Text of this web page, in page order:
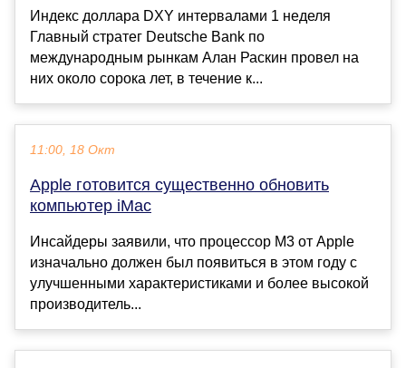
Индекс доллара DXY интервалами 1 неделя
Главный стратег Deutsche Bank по
международным рынкам Алан Раскин провел на
них около сорока лет, в течение к...
11:00, 18 Окт
Apple готовится существенно обновить
компьютер iMac
Инсайдеры заявили, что процессор M3 от Apple
изначально должен был появиться в этом году с
улучшенными характеристиками и более высокой
производитель...